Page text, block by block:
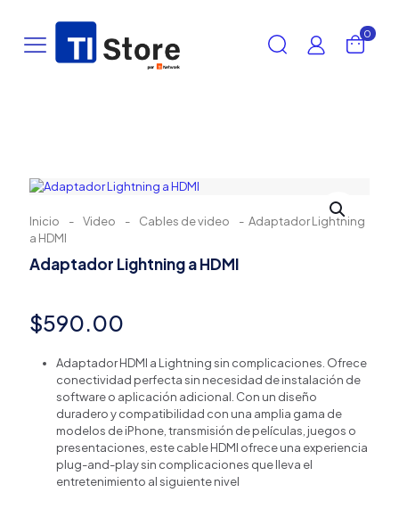
0
Inicio - Video - Cables de video - Adaptador Lightning
a HDMI
Adaptador Lightning a HDMI
$590.00
Adaptador HDMI a Lightning sin complicaciones. Ofrece
conectividad perfecta sin necesidad de instalación de
software o aplicación adicional. Con un diseño
duradero y compatibilidad con una amplia gama de
modelos de iPhone, transmisión de películas, juegos o
presentaciones, este cable HDMI ofrece una experiencia
plug-and-play sin complicaciones que lleva el
entretenimiento al siguiente nivel